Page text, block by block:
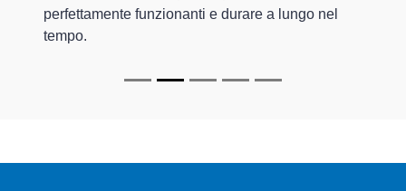
perfettamente funzionanti e durare a lungo nel
tempo.